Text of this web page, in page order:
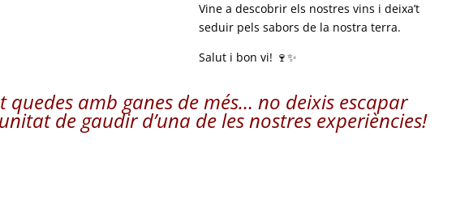
Vine a descobrir els nostres vins i deixa’t
seduir pels sabors de la nostra terra.
Salut i bon vi! 🍷✨
quedes amb ganes de més… no deixis escapar
de gaudir d’una deles nostres experiències!